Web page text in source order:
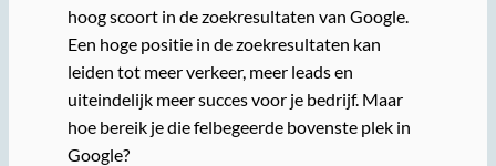
hoog scoort in de zoekresultaten van Google.
Een hoge positie in de zoekresultaten kan
leiden tot meer verkeer, meer leads en
uiteindelijk meer succes voor je bedrijf. Maar
hoe bereik je die felbegeerde bovenste plek in
Google?